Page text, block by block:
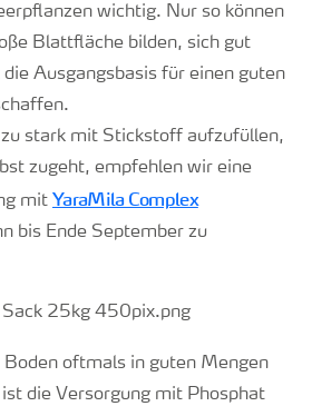
wichtig. Nur so können
Blattfläche bilden, sich gut
Ausgangsbasis für einen guten
stark mit Stickstoff aufzufüllen,
zugeht, empfehlen wir eine
mit YaraMila Complex
bis Ende September zu
oftmals in guten Mengen
ist die Versorgung mit Phosphat